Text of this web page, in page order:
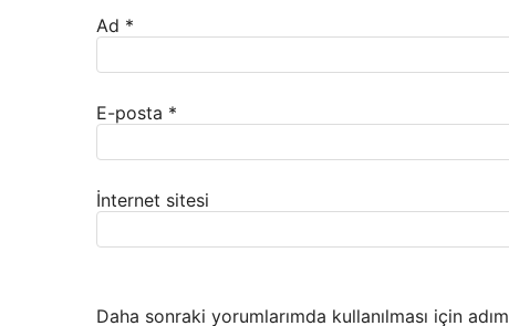
Ad *
E-posta *
İnternet sitesi
Daha sonraki yorumlarımda kullanılması için